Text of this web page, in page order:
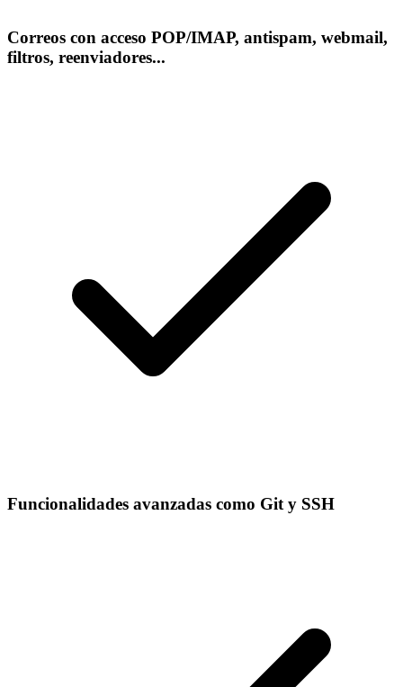
Correos con acceso POP/IMAP, antispam, webmail,
filtros, reenviadores...
Funcionalidades avanzadas como Git y SSH